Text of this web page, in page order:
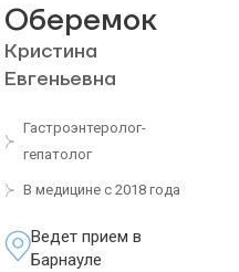
Оберемок
Кристина
Евгеньевна
Гастроэнтеролог-
гепатолог
В медицине с 2018 года
Ведет прием в
Барнауле